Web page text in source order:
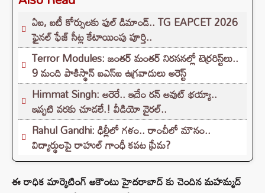
ఏఐ, ఐటీ కోర్సులకు ఫుల్ డిమాండ్.. TG EAPCET 2026
ఫైనల్ ఫేజ్ సీట్ల కేటాయింపు పూర్తి..
Terror Modules: జంతర్ మంతర్ నిరసనల్లో టెర్రరిస్ట్‌లు..
9 మంది పాకిస్థాన్ ఐఎస్ఐ ఉగ్రవాదులు అరెస్ట్
Himmat Singh: అరెరే.. ఇదేం రన్ అవుట్ భయ్యా..
ఇప్పటి వరకు చూడలే.! వీడియో వైరల్..
Rahul Gandhi: ఢిల్లీలో గళం.. రాంచీలో మౌనం..
విద్యార్థులపై రాహుల్ గాంధీ కపట ప్రేమ?
ఈ రాధిక మార్కెటింగ్ అకౌంటు హైదరాబాద్ కు చెందిన మహమ్మద్